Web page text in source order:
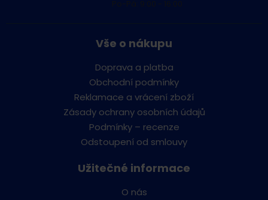
Vše o nákupu
Doprava a platba
Obchodní podmínky
Reklamace a vrácení zboží
Zásady ochrany osobních údajů
Podmínky – recenze
Odstoupení od smlouvy
Užitečné informace
O nás